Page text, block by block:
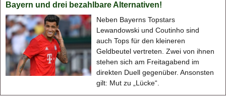
Bayern und drei bezahlbare Alternativen!
Neben Bayerns Topstars
Lewandowski und Coutinho sind
auch Tops für den kleineren
Geldbeutel vertreten. Zwei von ihnen
stehen sich am Freitagabend im
direkten Duell gegenüber. Ansonsten
gilt: Mut zu „Lücke“.